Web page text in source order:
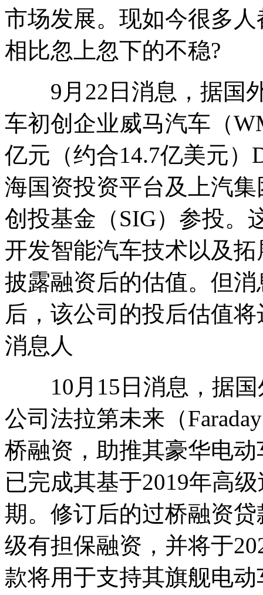
市场发展。现如今很多
相比忽上忽下的不稳?
9月22日消息，据国外
车初创企业威马汽车（
亿元（约合14.7亿美元
海国资投资平台及上汽
创投基金（SIG）参投。
开发智能汽车技术以及
披露融资后的估值。但
后，该公司的投后估值
消息人
10月15日消息，据国
公司法拉第未来（
桥融资，助推其豪华电
已完成其基于2019年高
期。修订后的过桥融资
级有担保融资，并将于
款将用于支持其旗舰电